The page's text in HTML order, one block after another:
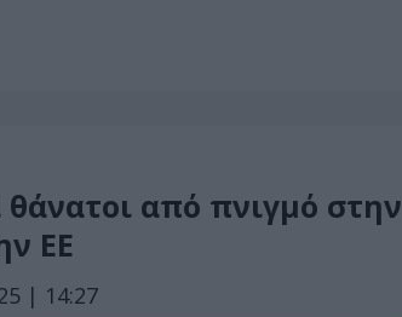
από πνιγμό στην
ΕΕ
| 14:27